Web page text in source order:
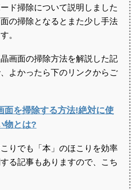
ド掃除について説明しました
の掃除となるとまた少し手法
。
画面の掃除方法を解説した記
よかったら下のリンクからご
面を掃除する方法!絶対に使
物とは?
りでも「本」のほこりを効率
る記事もありますので、こち